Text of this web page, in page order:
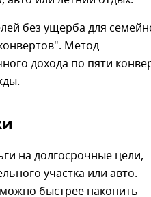
без ущерба для
Метод
дохода по пяти
на долгосрочные цели,
участка или авто.
быстрее накопить